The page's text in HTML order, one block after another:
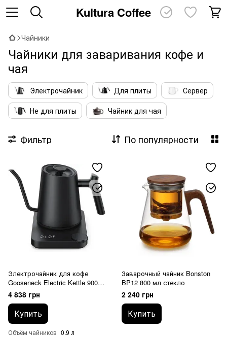
Kultura Coffee
Чайники
Чайники для заваривания кофе и
чая
Электрочайник Для плиты
Сервер
Не для плиты
Чайник для чая
Фильтр По популярности
Электрочайник для кофе
Gooseneck Electric Kettle 900
мл
4 838 грн
Купить
Объём чайников 0.9 л
Заварочный чайник Bonston
BP12 800 мл стекло
2 240 грн
Купить